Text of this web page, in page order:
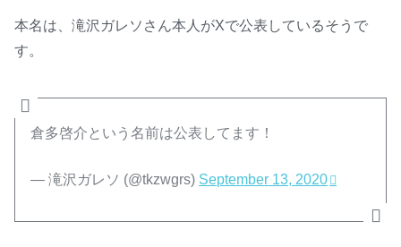
本名は、滝沢ガレソさん本人がXで公表しているそうで
す。
倉多啓介という名前は公表してます！
— 滝沢ガレソ (@tkzwgrs) September 13, 2020